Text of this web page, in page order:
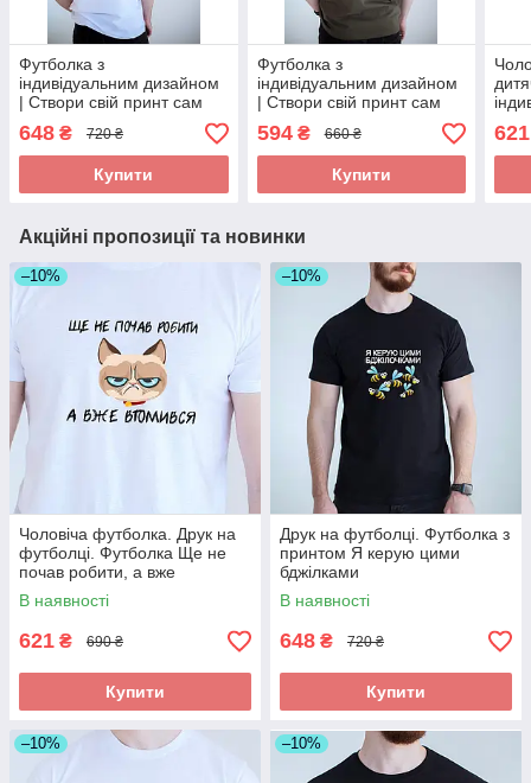
Футболка з
індивідуальним дизайном
| Створи свій принт сам
648 ₴ 720 ₴
Купити
Футболка з
індивідуальним дизайном
| Створи свій принт сам
594₴ 660 ₴
Купити
621
Акційні пропозиції та новинки
–10%
Чоловіча футболка. Друк на
футболці. Футболка Ще не
почав робити, а вже
втомився
В наявності
621 ₴ 690 ₴
Купити
–10%
Друк на футболці. Футболка з
принтом Я керую цими
бджілками
В наявності
648 ₴ 720 ₴
Купити
–10% –10%